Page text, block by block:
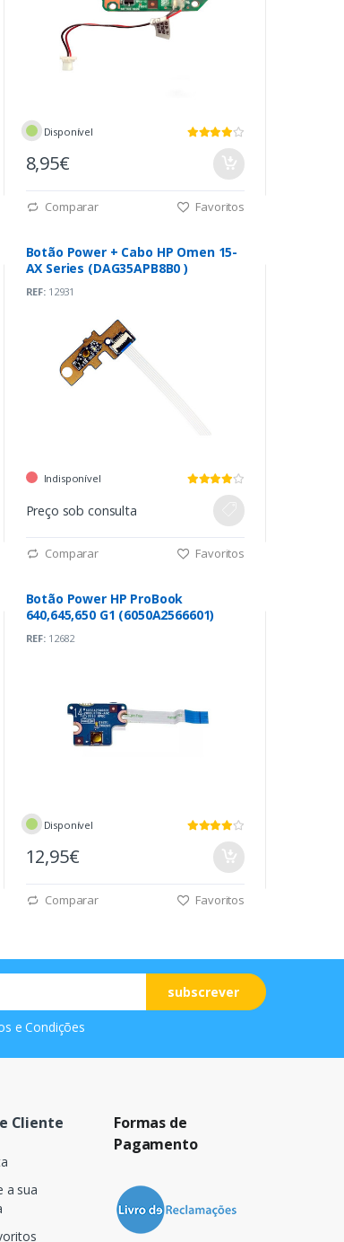
Disponível
8,95€
Comparar Favoritos
Botão Power + Cabo HP Omen 15-
AX Series (DAG35APB8B0 )
REF:12931
Indisponível
Preço sob consulta
Comparar Favoritos
Botão Power HP ProBook
640,645,650 G1 (6050A2566601)
REF:12682
Disponível
12,95€
Comparar Favoritos
subscrever
e Condições
Cliente
a sua
Formas de
Pagamento